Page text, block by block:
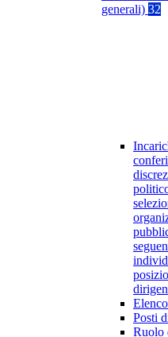
generali) 32
Posti
Ruolo